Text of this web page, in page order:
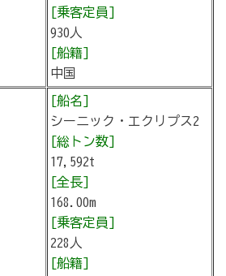
[乗客定員]
930人
[船籍]
中国
[船名]
シーニック・エクリプス2
[総トン数]
17,592t
[全長]
168.00m
[乗客定員]
228人
[船籍]